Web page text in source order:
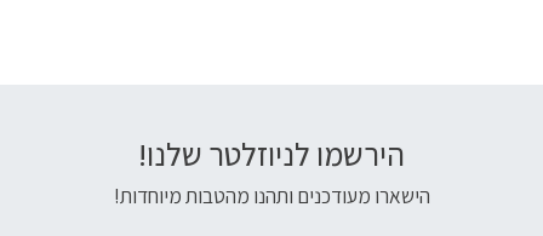
הירשמו לניוזלטר שלנו!
הישארו מעודכנים ותהנו מהטבות מיוחדות!